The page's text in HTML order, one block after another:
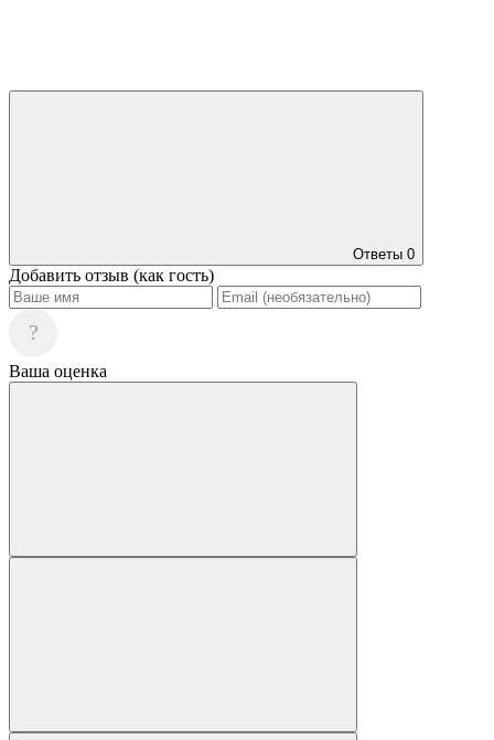
Ответы 0
Добавить отзыв (как гость)
?
Ваша оценка